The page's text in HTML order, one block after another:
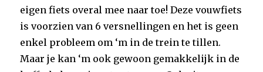
eigen fiets overal mee naar toe! Deze vouwfiets
is voorzien van 6 versnellingen en het is geen
enkel probleem om ‘m in de trein te tillen.
Maar je kan ‘m ook gewoon gemakkelijk in de